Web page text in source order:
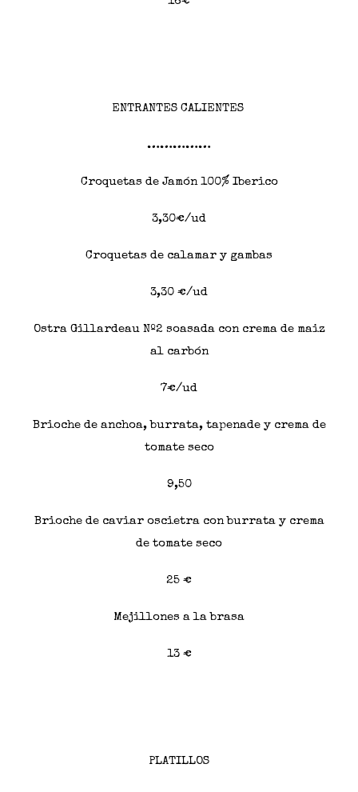
ENTRANTES CALIENTES
……………
Croquetas de Jamón 100% Iberico
3,30€/ud
Croquetas de calamar y gambas
3,30 €/ud
Ostra Gillardeau Nº2 soasada con crema de maiz
al carbón
7€/ud
Brioche de anchoa, burrata, tapenade y crema de
tomate seco
9,50
Brioche de caviar oscietra con burrata y crema
de tomate seco
25 €
Mejillones a la brasa
13 €
PLATILLOS